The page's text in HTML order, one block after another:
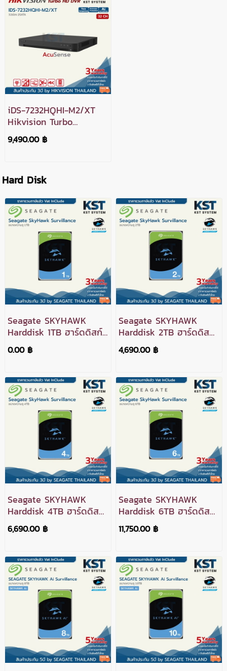
iDS-7232HQHI-M2/XT
Hikvision Turbo
Acusense DVR 32ช่อง
2SATA
9,490.00 ฿
Hard Disk
Seagate SKYHAWK
Harddisk 1TB ฮาร์ดดิสก์
สำหรับ CCTV
0.00 ฿
Seagate SKYHAWK
Harddisk 2TB ฮาร์ดดิสก์
สำหรับ CCTV
4,690.00 ฿
Seagate SKYHAWK
Harddisk 4TB ฮาร์ดดิสก์
สำหรับ CCTV
6,690.00 ฿
Seagate SKYHAWK
Harddisk 6TB ฮาร์ดดิสก์
สำหรับ CCTV
11,750.00 ฿